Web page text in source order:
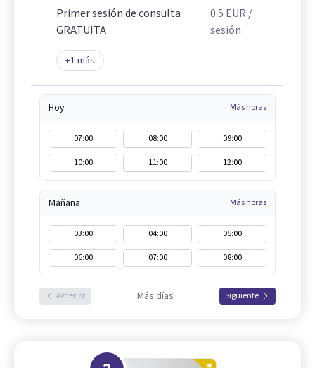
Primer sesión de consulta
GRATUITA
0.5 EUR /
sesión
+1 más
Hoy Más horas
07:00 08:00
09:00
10:00
11:00 12:00
Mañana Más horas
03:00 04:00
05:00
06:00
07:00 08:00
Anterior Más días Siguiente